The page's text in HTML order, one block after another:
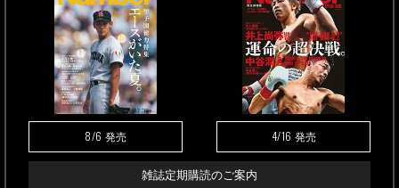
8/6 発売 4/16 発売
雑誌定期購読のご案内